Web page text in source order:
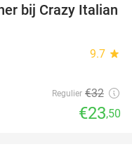
27%
bij Crazy Italian
9.7 star
Regulier €32
€23,50